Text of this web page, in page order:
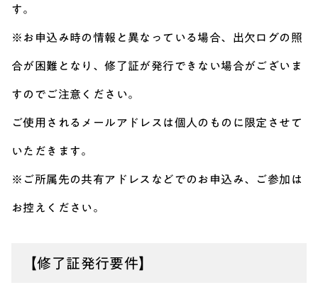
す。
※お申込み時の情報と異なっている場合、出欠ログの照
合が困難となり、修了証が発行できない場合がございま
すのでご注意ください。
ご使用されるメールアドレスは個人のものに限定させて
いただきます。
※ご所属先の共有アドレスなどでのお申込み、ご参加は
お控えください。
【修了証発行要件】